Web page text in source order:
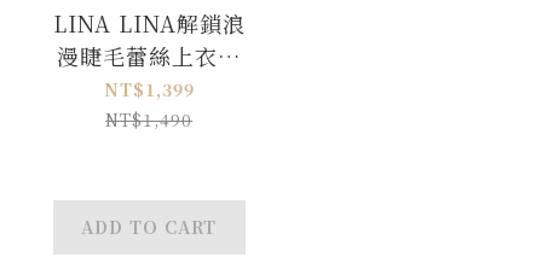
LINA LINA解鎖浪
漫睫毛蕾絲上衣短
裙兩件組-奶油杏
NT$1,399
NT$1,490
ADD TO CART